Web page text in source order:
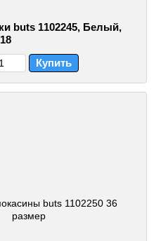
buts 1102245, Белый,
Купить